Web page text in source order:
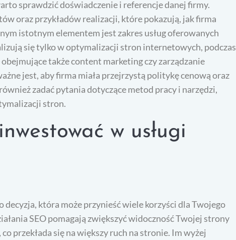
sprawdzić doświadczenie i referencje danej firmy.
oraz przykładów realizacji, które pokazują, jak firma
istotnym elementem jest zakres usług oferowanych
się tylko w optymalizacji stron internetowych, podczas
także content marketing czy zarządzanie
jest, aby firma miała przejrzystą politykę cenową oraz
zadać pytania dotyczące metod pracy i narzędzi,
stron.
w usługi
decyzja, która może przynieść wiele korzyści dla Twojego
SEO pomagają zwiększyć widoczność Twojej strony
przekłada się na większy ruch na stronie. Im wyżej